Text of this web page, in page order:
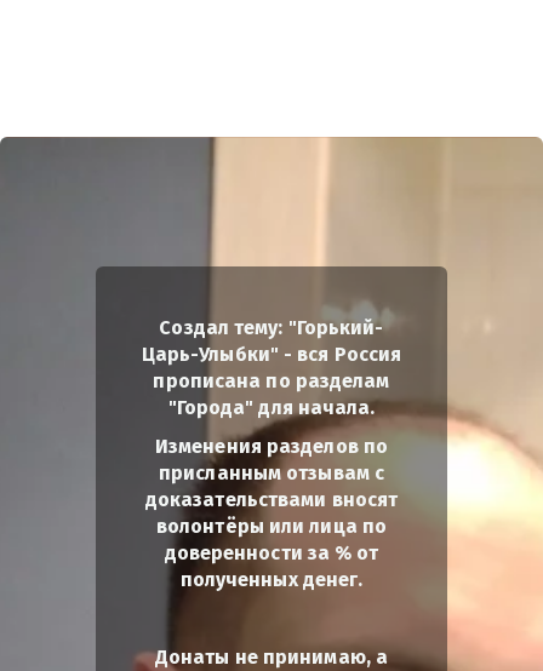
Создал тему: "Горький-
Царь-Улыбки" - вся Россия
прописана по разделам
"Города" для начала.
Изменения разделов по
присланным отзывам с
доказательствами вносят
волонтёры или лица по
доверенности за % от
полученных денег.
Донаты не принимаю, а